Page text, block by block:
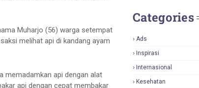
Muharjo (56) warga setempat
melihat api di kandang ayam
memadamkan api dengan alat
api dengan cepat membakar
Categories
Ads
Inspirasi
Internasional
Kesehatan